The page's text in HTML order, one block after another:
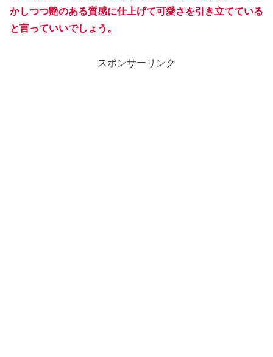
かしつつ艶のある質感に仕上げて可愛さを引き立てている
と言っていいでしょう。
スポンサーリンク